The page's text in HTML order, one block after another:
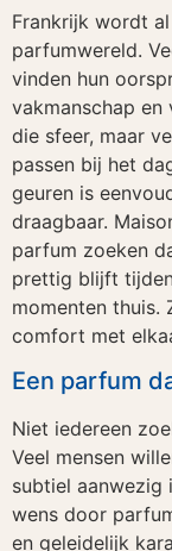
Frankrijk wordt
parfumwereld.
vinden hun
vakmanschap en
die sfeer, maar
passen bij het
geuren is
draagbaar.
parfum zoeken
prettig blijft
momenten thuis.
comfort met
Een parfum
Niet iedereen
Veel mensen
subtiel aanwezig
wens door
en geleidelijk